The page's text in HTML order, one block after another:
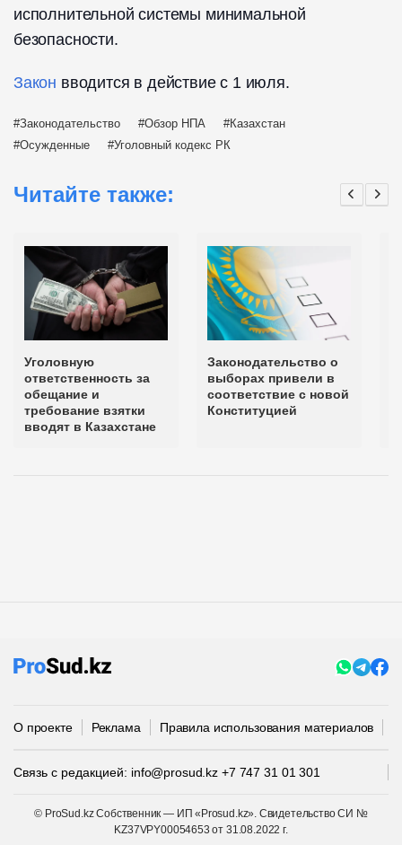
исполнительной системы минимальной
безопасности.
Закон вводится в действие с 1 июля.
Законодательство Обзор НПА
Казахстан
Осужденные
Уголовный кодекс РК
Читайте также:
Уголовную
ответственность за
обещание и
требование взятки
вводят в Казахстане
Законодательство о
выборах привели в
соответствие с новой
Конституцией
О проекте Реклама Правила использования материалов
Связь с редакцией: info@prosud.kz +7 747 31 01 301
© ProSud.kz Собственник — ИП «Prosud.kz». Свидетельство СИ №
KZ37VPY00054653 от 31.08.2022 г.